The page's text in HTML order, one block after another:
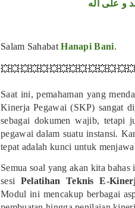
و على أله
Salam SahabatHanapi Bani.
Saat ini, pemahaman yang
Kinerja Pegawai (SKP) sangat
sebagai dokumen wajib, tetapi
pegawai dalam suatu instansi.
tepat adalah kunci untuk
Semua soal yang akan kita
sesi Pelatihan Teknis E-
Modul ini mencakup berbagai